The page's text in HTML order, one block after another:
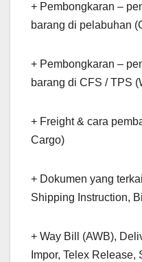
+ Pembongkaran –
barang di pelabuhan
+ Pembongkaran –
barang di CFS / TPS
+ Freight & cara
Cargo)
+ Dokumen yang
Shipping Instruction,
+ Way Bill (AWB),
Impor, Telex